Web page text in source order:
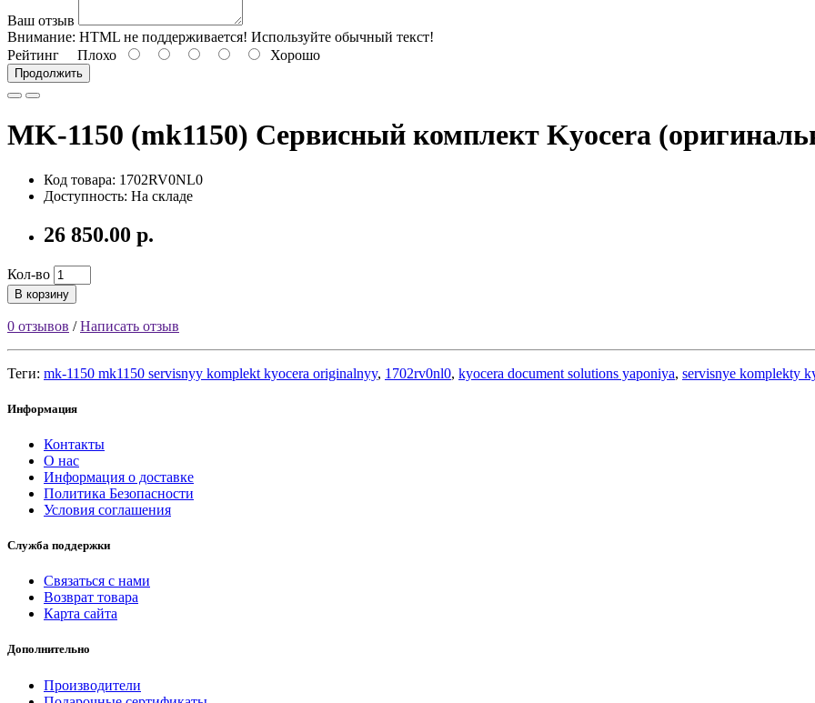
Ваш отзыв
Внимание: HTML не поддерживается! Используйте обычный текст!
Рейтинг Плохо Хорошо
Продолжить
MK-1150 (mk1150) Сервисный комплект Kyocera
Код товара: 1702RV0NL0
Доступность: На складе
26 850.00 р.
Кол-во
В корзину
0 отзывов /Написать отзыв
Теги: mk-1150 mk1150 servisnyy komplekt kyocera originalnyy, 1702rv0nl0, kyocera document solutions yaponiya, servisnye komplekty
Информация
Контакты
О нас
Информация о доставке
Политика Безопасности
Условия соглашения
Служба поддержки
Связаться с нами
Возврат товара
Карта сайта
Дополнительно
Производители